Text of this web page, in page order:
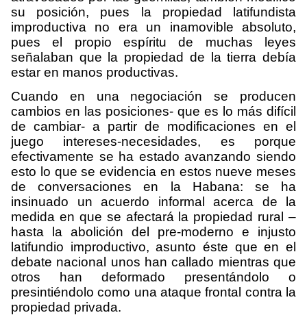
su posición, pues la propiedad latifundista
improductiva no era un inamovible absoluto,
pues el propio espíritu de muchas leyes
señalaban que la propiedad de la tierra debía
estar en manos productivas.
Cuando en una negociación se producen
cambios en las posiciones- que es lo más difícil
de cambiar- a partir de modificaciones en el
juego intereses-necesidades, es porque
efectivamente se ha estado avanzando siendo
esto lo que se evidencia en estos nueve meses
de conversaciones en la Habana: se ha
insinuado un acuerdo informal acerca de la
medida en que se afectará la propiedad rural –
hasta la abolición del pre-moderno e injusto
latifundio improductivo, asunto éste que en el
debate nacional unos han callado mientras que
otros han deformado presentándolo o
presintiéndolo como una ataque frontal contra la
propiedad privada.